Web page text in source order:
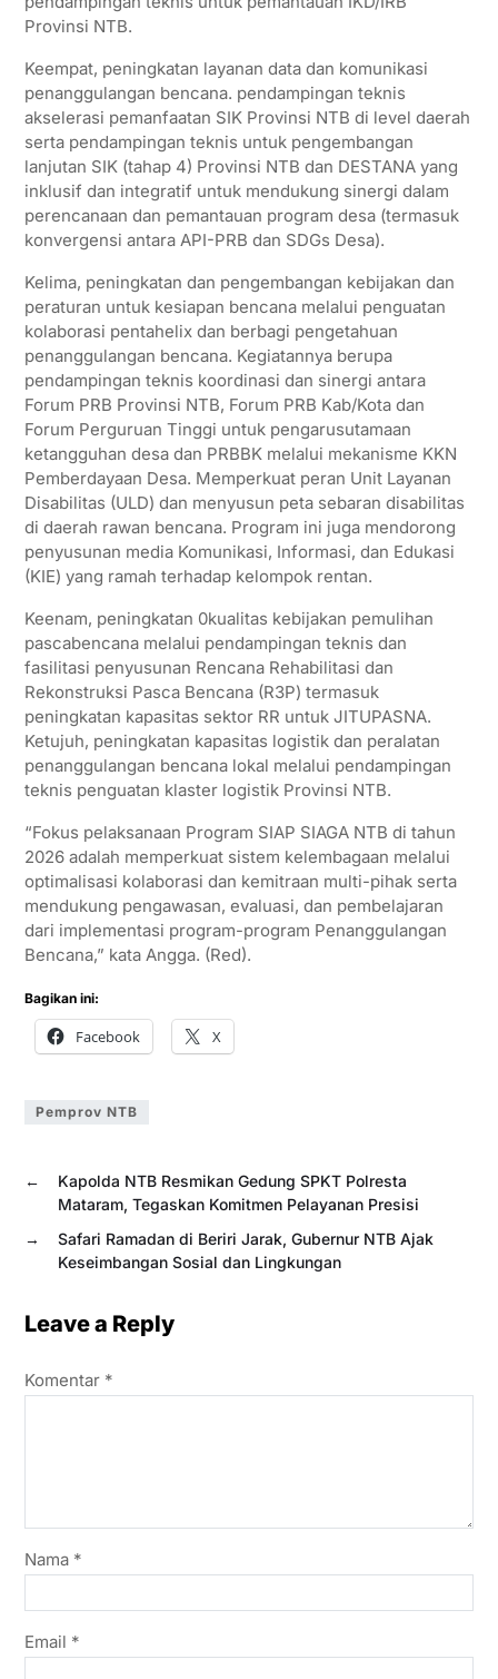
Provinsi NTB.
Keempat, peningkatan layanan data dan komunikasi
penanggulangan bencana. pendampingan teknis
akselerasi pemanfaatan SIK Provinsi NTB di level daerah
serta pendampingan teknis untuk pengembangan
lanjutan SIK (tahap 4) Provinsi NTB dan DESTANA yang
inklusif dan integratif untuk mendukung sinergi dalam
perencanaan dan pemantauan program desa (termasuk
konvergensi antara API-PRB dan SDGs Desa).
Kelima, peningkatan dan pengembangan kebijakan dan
peraturan untuk kesiapan bencana melalui penguatan
kolaborasi pentahelix dan berbagi pengetahuan
penanggulangan bencana. Kegiatannya berupa
pendampingan teknis koordinasi dan sinergi antara
Forum PRB Provinsi NTB, Forum PRB Kab/Kota dan
Forum Perguruan Tinggi untuk pengarusutamaan
ketangguhan desa dan PRBBK melalui mekanisme KKN
Pemberdayaan Desa. Memperkuat peran Unit Layanan
Disabilitas (ULD) dan menyusun peta sebaran disabilitas
di daerah rawan bencana. Program ini juga mendorong
penyusunan media Komunikasi, Informasi, dan Edukasi
(KIE) yang ramah terhadap kelompok rentan.
Keenam, peningkatan 0kualitas kebijakan pemulihan
pascabencana melalui pendampingan teknis dan
fasilitasi penyusunan Rencana Rehabilitasi dan
Rekonstruksi Pasca Bencana (R3P) termasuk
peningkatan kapasitas sektor RR untuk JITUPASNA.
Ketujuh, peningkatan kapasitas logistik dan peralatan
penanggulangan bencana lokal melalui pendampingan
teknis penguatan klaster logistik Provinsi NTB.
“Fokus pelaksanaan Program SIAP SIAGA NTB di tahun
2026 adalah memperkuat sistem kelembagaan melalui
optimalisasi kolaborasi dan kemitraan multi-pihak serta
mendukung pengawasan, evaluasi, dan pembelajaran
dari implementasi program-program Penanggulangan
Bencana,” kata Angga. (Red).
Bagikan ini:
Facebook X
Pemprov NTB
←
Kapolda NTB Resmikan Gedung SPKT Polresta
Mataram, Tegaskan Komitmen Pelayanan Presisi
→
Safari Ramadan di Beriri Jarak, Gubernur NTB Ajak
Keseimbangan Sosial dan Lingkungan
Leave a Reply
Komentar *
Nama *
Email *